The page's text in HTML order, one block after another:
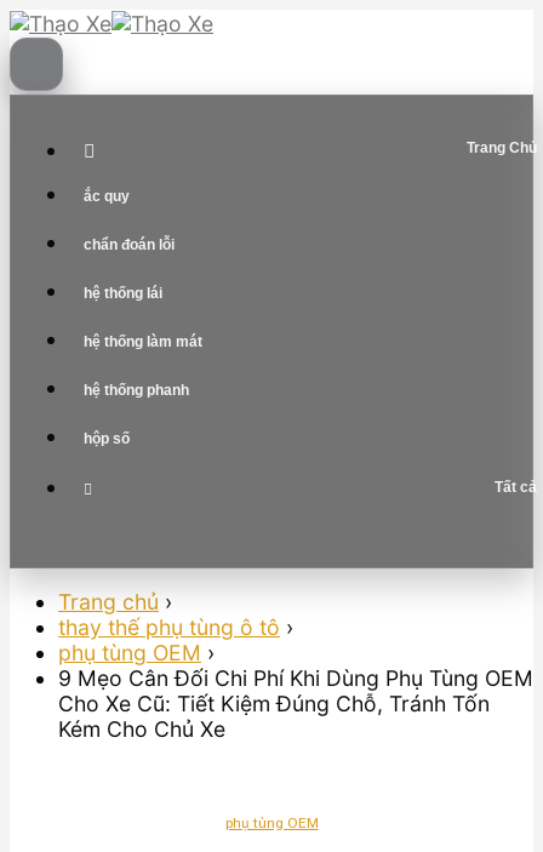
Skip
to
content
Trang Chủ
ắc quy
chẩn đoán lỗi
hệ thống lái
hệ thống làm mát
hệ thống phanh
hộp số
Tất cả
Trang chủ ›
thay thế phụ tùng ô tô ›
phụ tùng OEM ›
9 Mẹo Cân Đối Chi Phí Khi Dùng Phụ Tùng OEM
Cho Xe Cũ: Tiết Kiệm Đúng Chỗ, Tránh Tốn
Kém Cho Chủ Xe
phụ tùng OEM